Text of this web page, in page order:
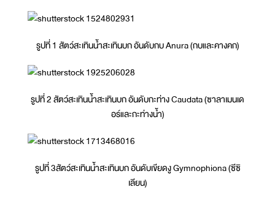
รูปที่ 1 สัตว์สะเทินน้ำสะเทินบก อันดับกบ Anura (กบและคางคก)
รูปที่ 2 สัตว์สะเทินน้ำสะเทินบก อันดับกะท่าง Caudata (ซาลาเมนเด
อร์และกะท่างน้ำ)
รูปที่ 3สัตว์สะเทินน้ำสะเทินบก อันดับเขียดงู Gymnophiona (ซีซิ
เลียน)